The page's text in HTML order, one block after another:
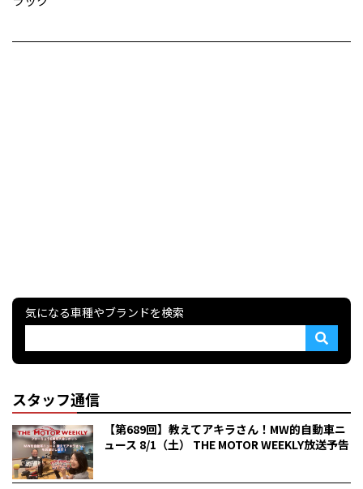
気になる車種やブランドを検索
スタッフ通信
【第689回】教えてアキラさん！MW的自動車ニ
ュース 8/1（土） THE MOTOR WEEKLY放送予告